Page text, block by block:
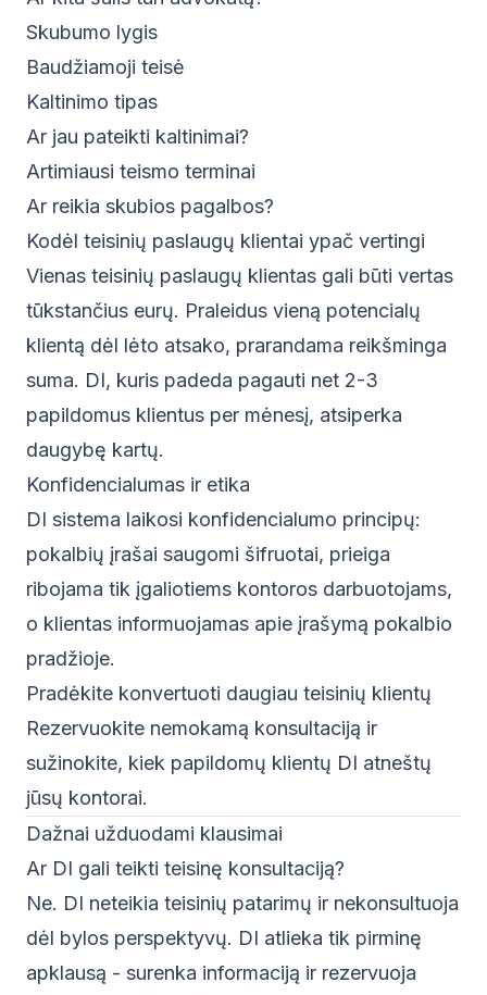
Skubumo lygis
Baudžiamoji teisė
Kaltinimo tipas
Ar jau pateikti kaltinimai?
Artimiausi teismo terminai
Ar reikia skubios pagalbos?
Kodėl teisinių paslaugų klientai ypač vertingi
Vienas teisinių paslaugų klientas gali būti vertas
tūkstančius eurų. Praleidus vieną potencialų
klientą dėl lėto atsako, prarandama reikšminga
suma. DI, kuris padeda pagauti net 2-3
papildomus klientus per mėnesį, atsiperka
daugybę kartų.
Konfidencialumas ir etika
DI sistema laikosi konfidencialumo principų:
pokalbių įrašai saugomi šifruotai, prieiga
ribojama tik įgaliotiems kontoros darbuotojams,
o klientas informuojamas apie įrašymą pokalbio
pradžioje.
Pradėkite konvertuoti daugiau teisinių klientų
Rezervuokite nemokamą konsultaciją ir
sužinokite, kiek papildomų klientų DI atneštų
jūsų kontorai.
Dažnai užduodami klausimai
Ar DI gali teikti teisinę konsultaciją?
Ne. DI neteikia teisinių patarimų ir nekonsultuoja
dėl bylos perspektyvų. DI atlieka tik pirminę
apklausą - surenka informaciją ir rezervuoja